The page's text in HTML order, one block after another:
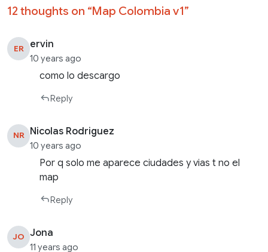
12 thoughts on “Map Colombia v1”
ER ervin
10 years ago
como lo descargo
Reply
NR Nicolas Rodriguez
10 years ago
Por q solo me aparece ciudades y vias t no el
map
Reply
JO Jona
11 years ago